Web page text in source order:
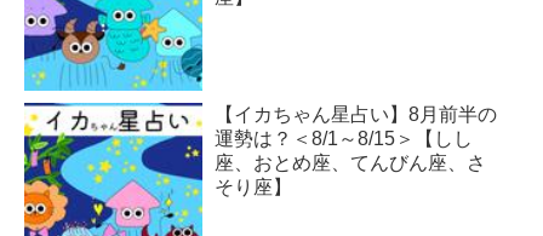
【イカちゃん星占い】8月前半の
運勢は？＜8/1～8/15＞【しし
座、おとめ座、てんびん座、さ
そり座】